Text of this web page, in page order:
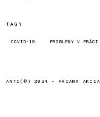
TAGY
COVID-19 PROBLÉMY V PRÁCI
ANTI(©) 2024 - PRIAMA AKCIA